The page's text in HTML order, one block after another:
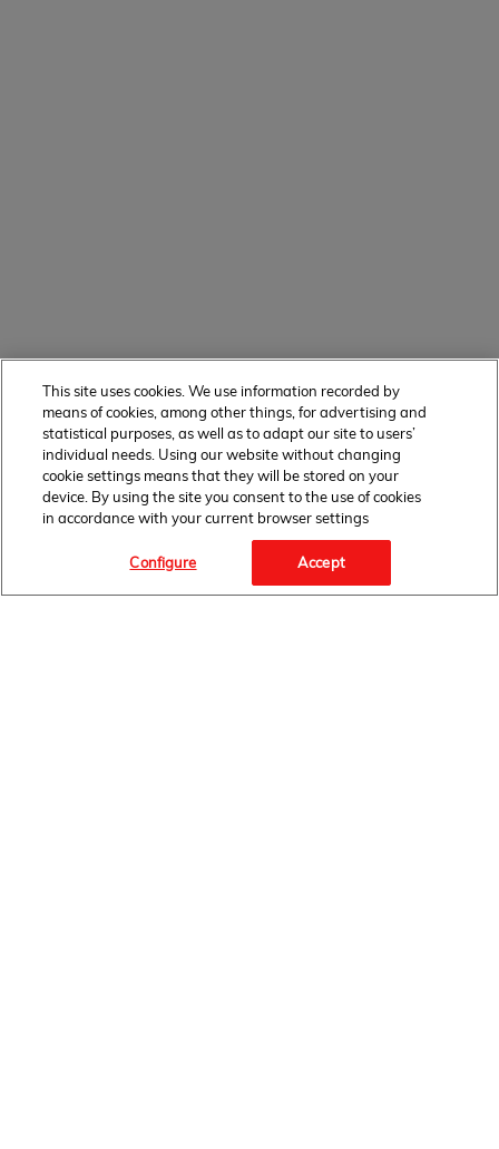
FOLLOW
Facebook Link" target="_blank">
This site uses cookies. We use information recorded by
means of cookies, among other things, for advertising and
statistical purposes, as well as to adapt our site to users’
individual needs. Using our website without changing
cookie settings means that they will be stored on your
device. By using the site you consent to the use of cookies
in accordance with your current browser settings
Configure Accept